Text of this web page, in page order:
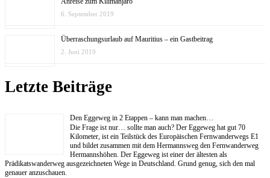
6. September 2019
Überraschungsurlaub auf Mauritius – ein Gastbeitrag
2. Juni 2019
Letzte Beiträge
Den Eggeweg in 2 Etappen – kann man machen…
Die Frage ist nur… sollte man auch? Der Eggeweg hat gut 70
Kilometer, ist ein Teilstück des Europäischen Fernwanderwegs E1
und bildet zusammen mit dem Hermannsweg den Fernwanderweg
Hermannshöhen. Der Eggeweg ist einer der ältesten als
Prädikatswanderweg ausgezeichneten Wege in Deutschland. Grund genug, sich den mal
genauer anzuschauen.